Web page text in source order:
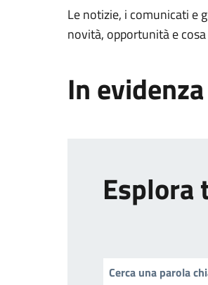
Le notizie, i comunicati e
novità, opportunità e
In evidenza